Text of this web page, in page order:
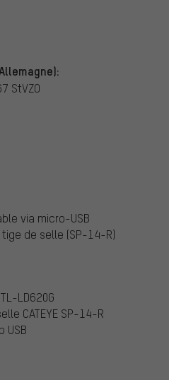
StVZO
via micro-USB
de selle (SP-14-R)
LD620G
CATEYE SP-14-R
USB